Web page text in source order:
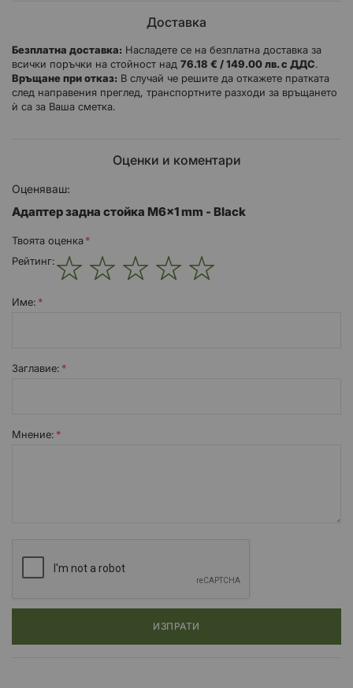
Доставка
Безплатна доставка: Насладете се на безплатна доставка за
всички поръчки на стойност над 76.18 € / 149.00 лв. с ДДС.
Връщане при отказ: В случай че решите да откажете пратката
след направения преглед, транспортните разходи за връщането
ѝ са за Ваша сметка.
Оценки и коментари
Оценяваш:
Адаптер задна стойка M6x1 mm - Black
Твоята оценка
Рейтинг:
Име:
Заглавиe:
Мнение:
ИЗПРАТИ